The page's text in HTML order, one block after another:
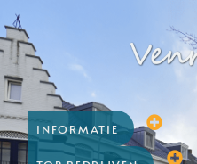
INFORMATIE